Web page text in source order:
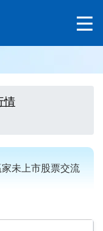
情
未上市股票交流